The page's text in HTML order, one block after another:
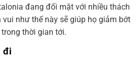
đang đối mặt với nhiều thách
như thế này sẽ giúp họ giảm bớt
thời gian tới.
đi